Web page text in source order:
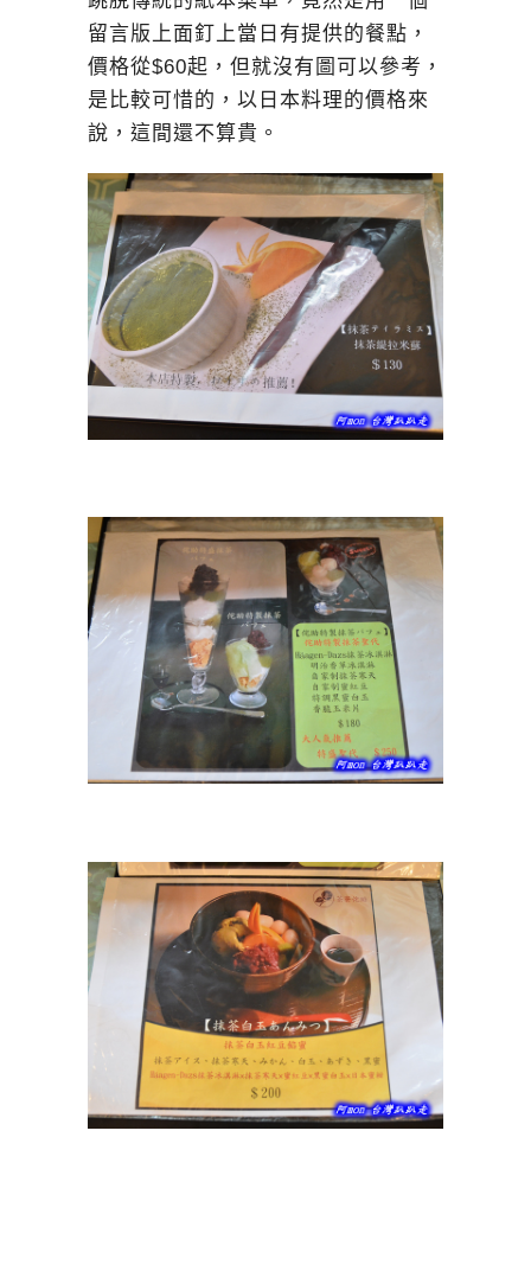
留言版上面釘上當日有提供的餐點，
價格從$60起，但就沒有圖可以參考，
是比較可惜的，以日本料理的價格來
說，這間還不算貴。